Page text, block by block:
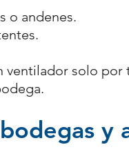
o andenes.
ventilador solo
y